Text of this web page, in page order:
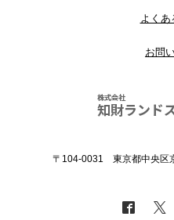
よくあ
お問
〒104-0031 東京都中央区